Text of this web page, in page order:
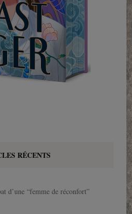
RÉCENTS
d’une “femme de réconfort”